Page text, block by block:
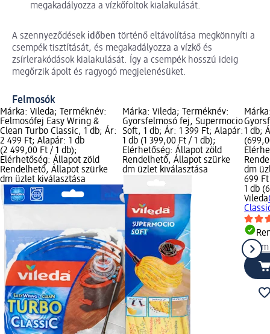
megakadályozza a vízkőfoltok kialakulását.
A szennyeződések időben történő eltávolítása megkönnyíti a
csempék tisztítását, és megakadályozza a vízkő és
zsírlerakódások kialakulását. Így a csempék hosszú ideig
megőrzik ápolt és ragyogó megjelenésüket.
Felmosók
Márka: Vileda; Terméknév:
Felmosófej Easy Wring &
Clean Turbo Classic, 1 db; Ár:
2 499 Ft; Alapár: 1 db
(2 499,00 Ft / 1 db);
Elérhetőség: Állapot zöld
Rendelhető, Állapot szürke
dm üzlet kiválasztása
Márka: Vileda; Terméknév:
Gyorsfelmosó fej, Supermocio
Soft, 1 db; Ár: 1 399 Ft; Alapár:
1 db (1 399,00 Ft / 1 db);
Elérhetőség: Állapot zöld
Rendelhető, Állapot szürke
dm üzlet kiválasztása
1 db;
dm
699 Ft
1 db
Vileda